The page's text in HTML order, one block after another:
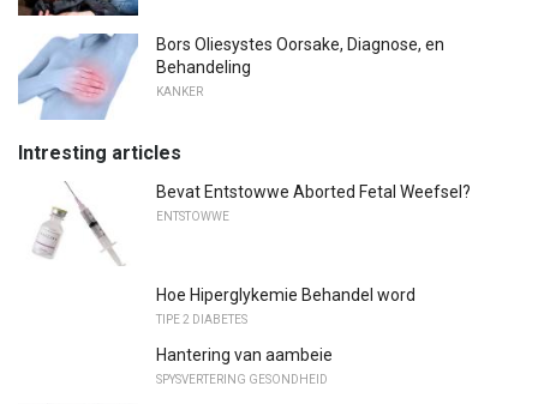
Bors Oliesystes Oorsake, Diagnose, en
Behandeling
KANKER
Intresting articles
Bevat Entstowwe Aborted Fetal Weefsel?
ENTSTOWWE
Hoe Hiperglykemie Behandel word
TIPE 2 DIABETES
Hantering van aambeie
SPYSVERTERING GESONDHEID